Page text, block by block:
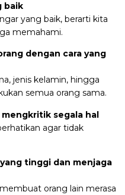
baik
yang baik, berarti kita
memahami.
dengan cara yang
jenis kelamin, hingga
semua orang sama.
segala hal
agar tidak
tinggi dan menjaga
orang lain merasa